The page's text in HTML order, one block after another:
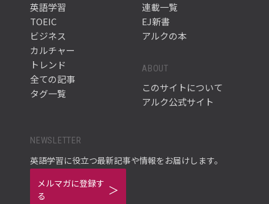
英語学習
TOEIC
ビジネス
カルチャー
トレンド
全ての記事
タグ一覧
連載一覧
EJ新書
アルクの本
ABOUT
このサイトについて
アルク公式サイト
NEWSLETTER
英語学習に役立つ最新記事や情報をお届けします。
メルマガに登録す
る